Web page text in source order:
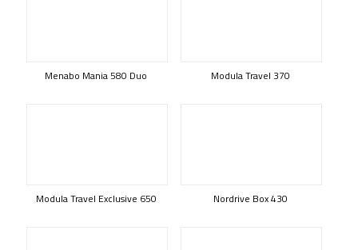
Menabo Mania 580 Duo Modula Travel 370
Modula Travel Exclusive 650 Nordrive Box 430